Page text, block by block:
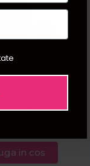
Oja
8ml
in cos